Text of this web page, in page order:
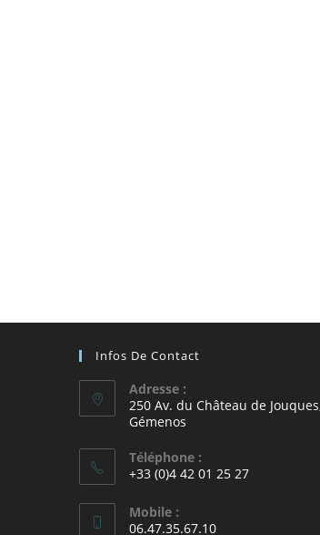
Infos De Contact
Adresse :
250 Av. du Château de
Gémenos
Téléphone :
+33 (0)4 42 01 25 27
Mobile :
06.47.35.67.10